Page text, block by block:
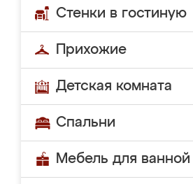
Стенки в гостиную
Прихожие
Детская комната
Спальни
Мебель для ванной